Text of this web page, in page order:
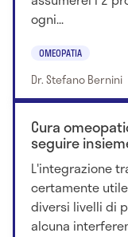
Nell’ambito di
dipartimento di
Professoressa
per il CNR sulla
Polmonare
polarizzata”
Endocrine in
della
Bateno il 7-9
ogni...
OMEOPATIA
Dr. Stefano Bernini
Cura
seguire
L'integrazione
certamente
diversi livelli di
alcuna